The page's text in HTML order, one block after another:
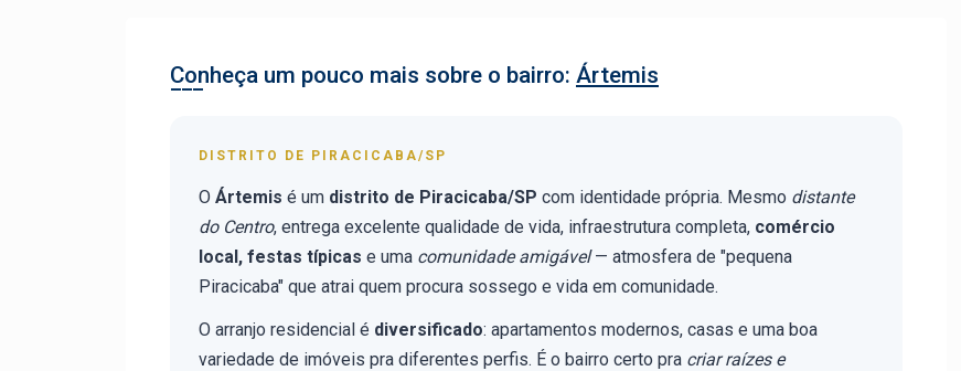
Conheça um pouco mais sobre o bairro: Ártemis
DISTRITO DE PIRACICABA/SP
O Ártemis é um distrito de Piracicaba/SP com identidade própria. Mesmo distante
do Centro, entrega excelente qualidade de vida, infraestrutura completa, comércio
local, festas típicas e uma comunidade amigável— atmosfera de "pequena
Piracicaba" que atrai quem procura sossego e vida em comunidade.
O arranjo residencial é diversificado: apartamentos modernos, casas e uma boa
variedade de imóveis pra diferentes perfis. É o bairro certo pra criar raízes e